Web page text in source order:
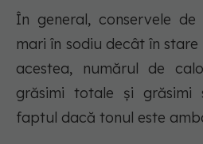
În general, conservele
mari în sodiu decât în
acestea, numărul de
grăsimi totale și grăsimi
faptul dacă tonul este